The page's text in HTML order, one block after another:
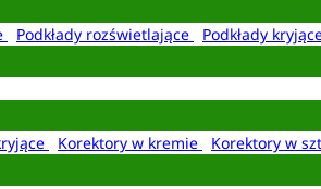
Podkłady rozświetlające Podkłady
Korektory w kremie Korektory w